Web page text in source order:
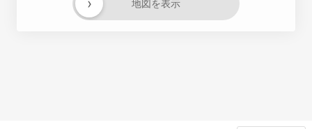
地図を表示
›